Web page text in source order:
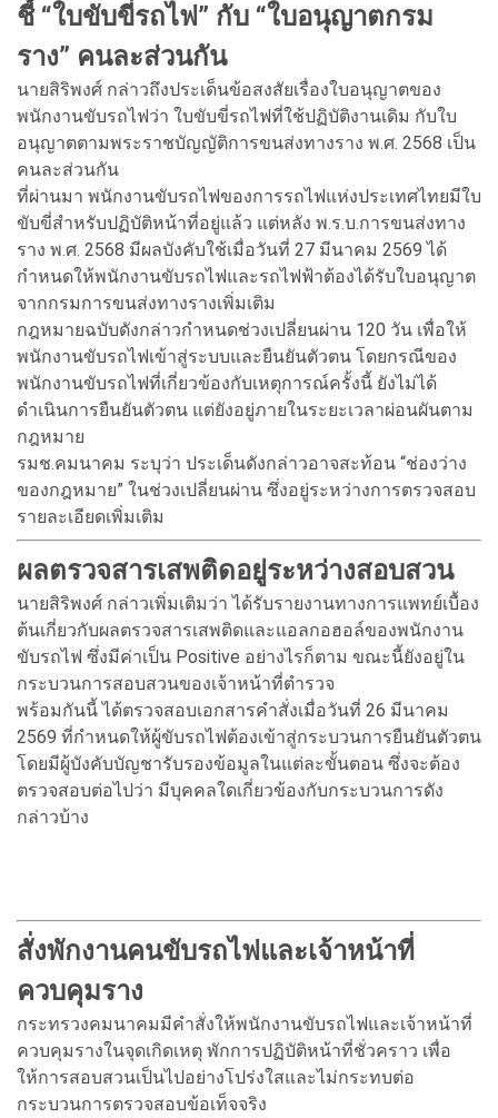
ชี้ “ใบขับขี่รถไฟ” กับ “ใบอนุญาตกรม
ราง” คนละส่วนกัน
นายสิริพงศ์ กล่าวถึงประเด็นข้อสงสัยเรื่องใบอนุญาตของ
พนักงานขับรถไฟว่า ใบขับขี่รถไฟที่ใช้ปฏิบัติงานเดิม กับใบ
อนุญาตตามพระราชบัญญัติการขนส่งทางราง พ.ศ. 2568 เป็น
คนละส่วนกัน
ที่ผ่านมา พนักงานขับรถไฟของการรถไฟแห่งประเทศไทยมีใบ
ขับขี่สำหรับปฏิบัติหน้าที่อยู่แล้ว แต่หลัง พ.ร.บ.การขนส่งทาง
ราง พ.ศ. 2568 มีผลบังคับใช้เมื่อวันที่ 27 มีนาคม 2569 ได้
กำหนดให้พนักงานขับรถไฟและรถไฟฟ้าต้องได้รับใบอนุญาต
จากกรมการขนส่งทางรางเพิ่มเติม
กฎหมายฉบับดังกล่าวกำหนดช่วงเปลี่ยนผ่าน 120 วัน เพื่อให้
พนักงานขับรถไฟเข้าสู่ระบบและยืนยันตัวตน โดยกรณีของ
พนักงานขับรถไฟที่เกี่ยวข้องกับเหตุการณ์ครั้งนี้ ยังไม่ได้
ดำเนินการยืนยันตัวตน แต่ยังอยู่ภายในระยะเวลาผ่อนผันตาม
กฎหมาย
รมช.คมนาคม ระบุว่า ประเด็นดังกล่าวอาจสะท้อน “ช่องว่าง
ของกฎหมาย” ในช่วงเปลี่ยนผ่าน ซึ่งอยู่ระหว่างการตรวจสอบ
รายละเอียดเพิ่มเติม
ผลตรวจสารเสพติดอยู่ระหว่างสอบสวน
นายสิริพงศ์ กล่าวเพิ่มเติมว่า ได้รับรายงานทางการแพทย์เบื้อง
ต้นเกี่ยวกับผลตรวจสารเสพติดและแอลกอฮอล์ของพนักงาน
ขับรถไฟ ซึ่งมีค่าเป็น Positive อย่างไรก็ตาม ขณะนี้ยังอยู่ใน
กระบวนการสอบสวนของเจ้าหน้าที่ตำรวจ
พร้อมกันนี้ ได้ตรวจสอบเอกสารคำสั่งเมื่อวันที่ 26 มีนาคม
2569 ที่กำหนดให้ผู้ขับรถไฟต้องเข้าสู่กระบวนการยืนยันตัวตน
โดยมีผู้บังคับบัญชารับรองข้อมูลในแต่ละขั้นตอน ซึ่งจะต้อง
ตรวจสอบต่อไปว่า มีบุคคลใดเกี่ยวข้องกับกระบวนการดัง
กล่าวบ้าง
สั่งพักงานคนขับรถไฟและเจ้าหน้าที่
ควบคุมราง
กระทรวงคมนาคมมีคำสั่งให้พนักงานขับรถไฟและเจ้าหน้าที่
ควบคุมรางในจุดเกิดเหตุ พักการปฏิบัติหน้าที่ชั่วคราว เพื่อ
ให้การสอบสวนเป็นไปอย่างโปร่งใสและไม่กระทบต่อ
กระบวนการตรวจสอบข้อเท็จจริง